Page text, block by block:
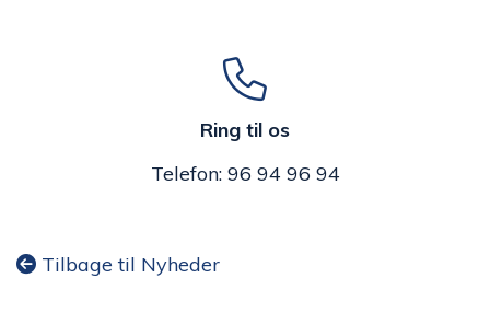
Ring til os
Telefon: 96 94 96 94
Tilbage til Nyheder